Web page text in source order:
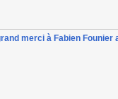
merci à Fabien